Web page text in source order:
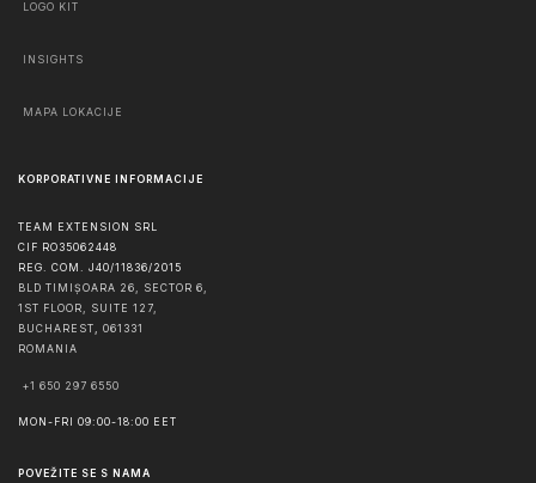
LOGO KIT
INSIGHTS
MAPA LOKACIJE
KORPORATIVNE INFORMACIJE
TEAM EXTENSION SRL
CIF RO35062448
REG. COM. J40/11836/2015
BLD TIMIȘOARA 26, SECTOR 6,
1ST FLOOR, SUITE 127,
BUCHAREST
061331
ROMANIA
+1 650 297 6550
MON-FRI 09:00-18:00 EET
POVEŽITE SE S NAMA